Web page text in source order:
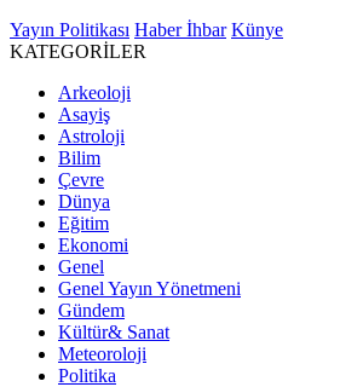
Yayın Politikası Haber İhbar Künye
KATEGORİLER
Arkeoloji
Asayiş
Astroloji
Bilim
Çevre
Dünya
Eğitim
Ekonomi
Genel
Genel Yayın Yönetmeni
Gündem
Kültür& Sanat
Meteoroloji
Politika